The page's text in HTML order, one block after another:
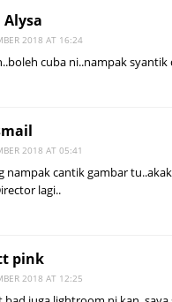
2018 AT 16:24
cuba ni..nampak syantik
2018 AT 05:41
nampak cantik gambar
lagi..
pink
2018 AT 12:25